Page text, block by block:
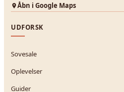
Åbn i Google Maps
UDFORSK
Sovesale
Oplevelser
Guider